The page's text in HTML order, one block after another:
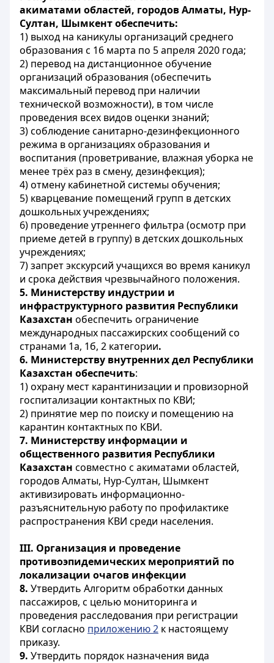
акиматами областей, городов Алматы, Нур-
Султан, Шымкент обеспечить:
1) выход на каникулы организаций среднего
образования с 16 марта по 5 апреля 2020 года;
2) перевод на дистанционное обучение
организаций образования (обеспечить
максимальный перевод при наличии
технической возможности), в том числе
проведения всех видов оценки знаний;
3) соблюдение санитарно-дезинфекционного
режима в организациях образования и
воспитания (проветривание, влажная уборка не
менее трёх раз в смену, дезинфекция);
4) отмену кабинетной системы обучения;
5) кварцевание помещений групп в детских
дошкольных учреждениях;
6) проведение утреннего фильтра (осмотр при
приеме детей в группу) в детских дошкольных
учреждениях;
7) запрет экскурсий учащихся во время каникул
и срока действия чрезвычайного положения.
5. Министерству индустрии и
инфраструктурного развития Республики
Казахстан обеспечить ограничение
международных пассажирских сообщений со
странами 1а, 1б, 2 категории.
6. Министерству внутренних дел Республики
Казахстан обеспечить:
1) охрану мест карантинизации и провизорной
госпитализации контактных по КВИ;
2) принятие мер по поиску и помещению на
карантин контактных по КВИ.
7. Министерству информации и
общественного развития Республики
Казахстан совместно с акиматами областей,
городов Алматы, Нур-Султан, Шымкент
активизировать информационно-
разъяснительную работу по профилактике
распространения КВИ среди населения.
ІІІ. Организация и проведение
противоэпидемических мероприятий по
локализации очагов инфекции
8. Утвердить Алгоритм обработки данных
пассажиров, с целью мониторинга и
проведения расследования при регистрации
КВИ согласно приложению 2 к настоящему
приказу.
9. Утвердить порядок назначения вида